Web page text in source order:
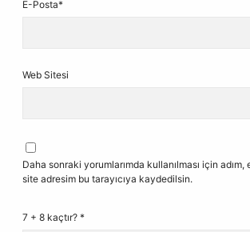
E-Posta*
Web Sitesi
Daha sonraki yorumlarımda kullanılması için
site adresim bu tarayıcıya kaydedilsin.
7 + 8 kaçtır? *